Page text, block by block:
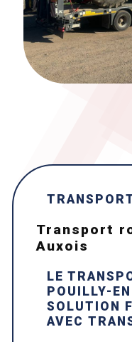
transport routier à Pouilly-en-
Auxois
LE
POUILLY-
SOLUTION
AVEC